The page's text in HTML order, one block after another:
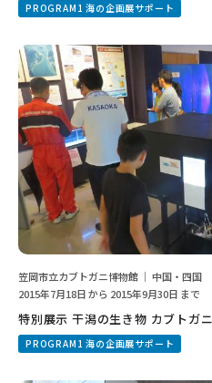
PROGRAM1 海の企画展サポート
笠岡市立カブトガニ博物館 ｜ 中国・四国
2015年7月18日 から 2015年9月30日 まで
特別展示 干潟の生き物 カブトガ
PROGRAM1 海の企画展サポート